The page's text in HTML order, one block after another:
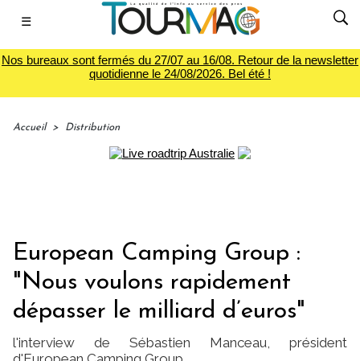
☰
Nos bureaux sont fermés du 27/07 au 16/08. Retour de la newsletter
quotidienne le 24/08/2026. Bel été !
Accueil > Distribution
European Camping Group :
"Nous voulons rapidement
dépasser le milliard d’euros"
l'interview de Sébastien Manceau, président